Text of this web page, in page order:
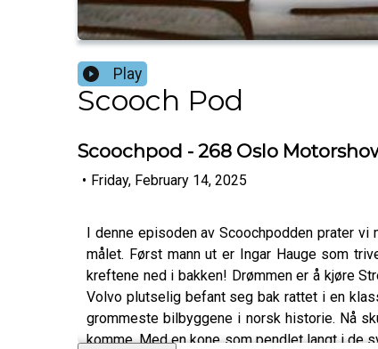
Play
Scooch Pod
Scoochpod - 268 Oslo
• Friday, February 14, 2025
I denne episoden av Scoochpodden prater
målet. Først mann ut er Ingar Hauge som
kreftene ned i bakken! Drømmen er å kjøre
Volvo plutselig befant seg bak rattet i en
grommeste bilbyggene i norsk historie. Nå
komme. Med en kone som pendlet langt i de